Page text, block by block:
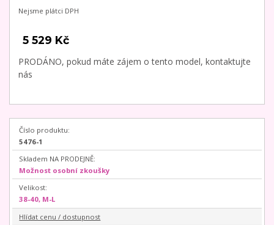
Nejsme plátci DPH
5 529 Kč
PRODÁNO, pokud máte zájem o tento model, kontaktujte
nás
Číslo produktu:
5476-1
Skladem NA PRODEJNĚ:
Možnost osobní zkoušky
Velikost:
38-40, M-L
Hlídat cenu / dostupnost